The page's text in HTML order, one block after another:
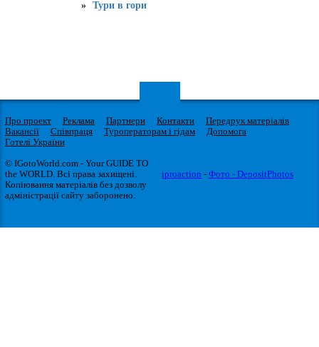
Тури в гори
Про проект Реклама Партнери Контакти
Передрук матеріалів
Вакансії
Співпраця Туроператорам і гідам
Допомога
Готелі України
© IGotoWorld.com - Your GUIDE TO
the WORLD. Всі права захищені.
Копіювання матеріалів без дозволу
адміністрації сайту заборонено.
iproaction - Фото - DepositPhotos